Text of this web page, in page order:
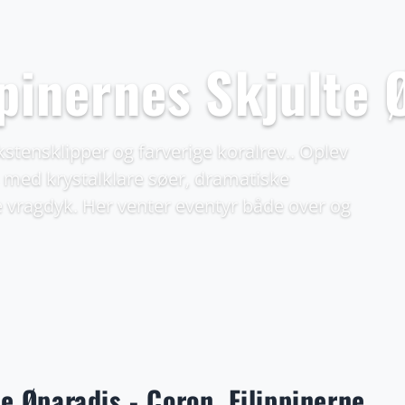
Skjulte
og farverige koralrev.. Oplev
krystalklare søer, dramatiske
Her venter eventyr både over og